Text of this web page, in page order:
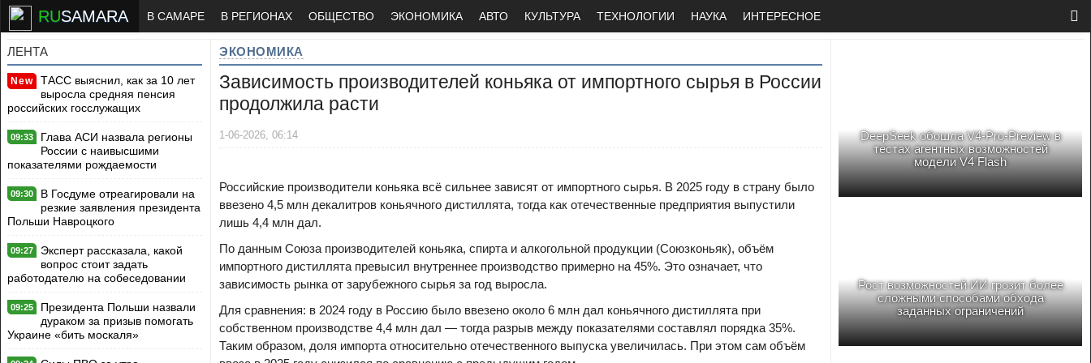
RUSAMARA В САМАРЕ В РЕГИОНАХ ОБЩЕСТВО ЭКОНОМИКА АВТО КУЛЬТУРА ТЕХНОЛОГИИ НАУКА ИНТЕРЕСНОЕ
ЛЕНТА
New
ТАСС выяснил, как за 10 лет
выросла средняя пенсия
российских госслужащих
09:33
Глава АСИ назвала регионы
России с наивысшими
показателями рождаемости
09:30
В Госдуме отреагировали на
резкие заявления президента
Польши Навроцкого
09:27
Эксперт рассказала, какой
вопрос стоит задать
работодателю на собеседовании
09:25
Президента Польши назвали
дураком за призыв помогать
Украине «бить москаля»
ЭКОНОМИКА
Зависимость производителей коньяка от импортного сырья в России
продолжила расти
1-06-2026, 06:14
Российские производители коньяка всё сильнее зависят от импортного сырья. В 2025 году в страну было
ввезено 4,5 млн декалитров коньячного дистиллята, тогда как отечественные предприятия выпустили
лишь 4,4 млн дал.
По данным Союза производителей коньяка, спирта и алкогольной продукции (Союзконьяк), объём
импортного дистиллята превысил внутреннее производство примерно на 45%. Это означает, что
зависимость рынка от зарубежного сырья за год выросла.
Для сравнения: в 2024 году в Россию было ввезено около 6 млн дал коньячного дистиллята при
собственном производстве 4,4 млн дал — тогда разрыв между показателями составлял порядка 35%.
Таким образом, доля импорта относительно отечественного выпуска увеличилась. При этом сам объём
DeepSeek обошла V4-Pro-Preview в
тестах агентных возможностей
модели V4 Flash
Рост возможностей ИИ грозит более
сложными способами обхода
заданных ограничений